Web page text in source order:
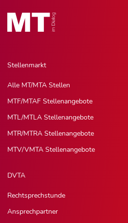
Stellenmarkt
Alle MT/MTA Stellen
MTF/MTAF Stellenangebote
MTL/MTLA Stellenangebote
MTR/MTRA Stellenangebote
MTV/VMTA Stellenangebote
DVTA
Rechtsprechstunde
Ansprechpartner